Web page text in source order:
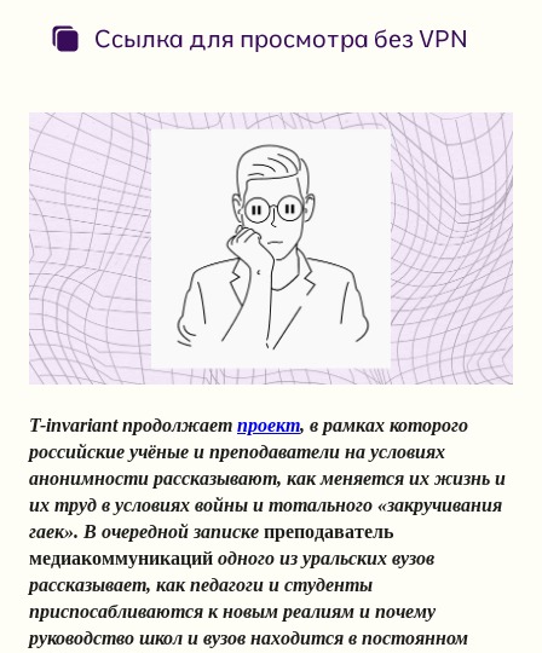
Ссылка для просмотра без VPN
T-invariant продолжает проект, в рамках которого
российские учёные и преподаватели на условиях
анонимности рассказывают, как меняется их жизнь и
их труд в условиях войны и тотального «закручивания
гаек». В очередной записке преподаватель
медиакоммуникаций одного из уральских вузов
рассказывает, как педагоги и студенты
приспосабливаются к новым реалиям и почему
руководство школ и вузов находится в постоянном